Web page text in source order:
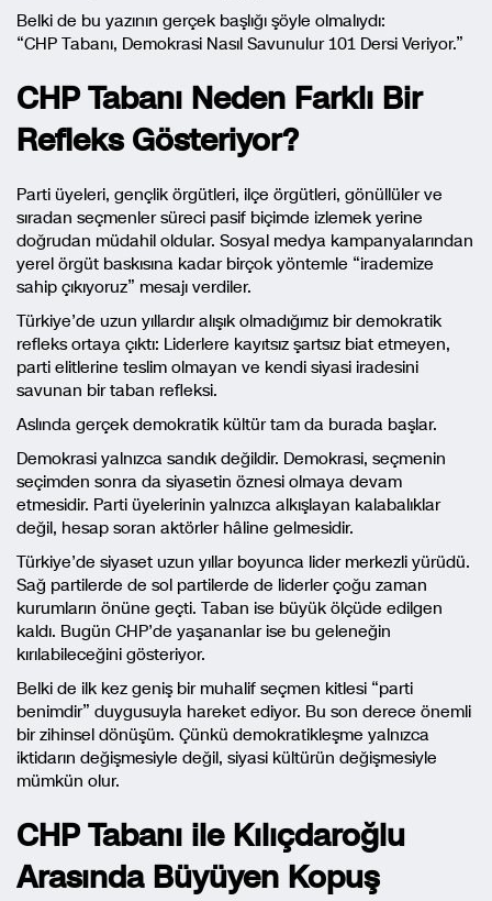
Belki de bu yazının gerçek başlığı şöyle olmalıydı:
“CHP Tabanı, Demokrasi Nasıl Savunulur 101 Dersi Veriyor.”
CHP Tabanı Neden Farklı Bir
Refleks Gösteriyor?
Parti üyeleri, gençlik örgütleri, ilçe örgütleri, gönüllüler ve
sıradan seçmenler süreci pasif biçimde izlemek yerine
doğrudan müdahil oldular. Sosyal medya kampanyalarından
yerel örgüt baskısına kadar birçok yöntemle “irademize
sahip çıkıyoruz” mesajı verdiler.
Türkiye’de uzun yıllardır alışık olmadığımız bir demokratik
refleks ortaya çıktı: Liderlere kayıtsız şartsız biat etmeyen,
parti elitlerine teslim olmayan ve kendi siyasi iradesini
savunan bir taban refleksi.
Aslında gerçek demokratik kültür tam da burada başlar.
Demokrasi yalnızca sandık değildir. Demokrasi, seçmenin
seçimden sonra da siyasetin öznesi olmaya devam
etmesidir. Parti üyelerinin yalnızca alkışlayan kalabalıklar
değil, hesap soran aktörler hâline gelmesidir.
Türkiye’de siyaset uzun yıllar boyunca lider merkezli yürüdü.
Sağ partilerde de sol partilerde de liderler çoğu zaman
kurumların önüne geçti. Taban ise büyük ölçüde edilgen
kaldı. Bugün CHP’de yaşananlar ise bu geleneğin
kırılabileceğini gösteriyor.
Belki de ilk kez geniş bir muhalif seçmen kitlesi “parti
benimdir” duygusuyla hareket ediyor. Bu son derece önemli
bir zihinsel dönüşüm. Çünkü demokratikleşme yalnızca
iktidarın değişmesiyle değil, siyasi kültürün değişmesiyle
mümkün olur.
CHP Tabanı ile Kılıçdaroğlu
Arasında Büyüyen Kopuş